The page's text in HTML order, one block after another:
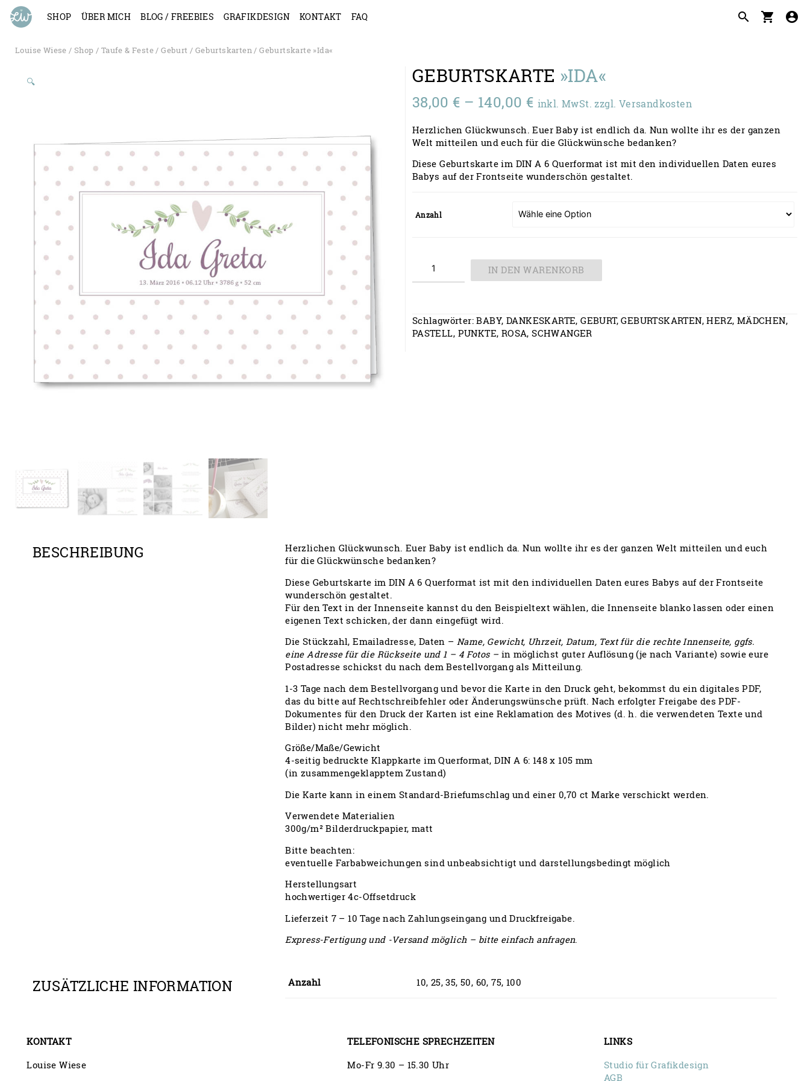
search shopping_cart account_circle
SHOP ÜBER MICH BLOG / FREEBIES GRAFIKDESIGN KONTAKT FAQ
Louise Wiese / Shop / Taufe & Feste/Geburt / Geburtskarten/ Geburtskarte »Ida«
🔍 GEBURTSKARTE »IDA«
38,00 € – 140,00 €Preisspanne:
38,00 €
bis
140,00 €
inkl. MwSt. zzgl. Versandkosten
Herzlichen Glückwunsch. Euer Baby ist endlich da. Nun wollte ihr es der ganzen
Welt mitteilen und euch für die Glückwünsche bedanken?
Diese Geburtskarte im DIN A 6 Querformat ist mit den individuellen Daten eures
Babys auf der Frontseite wunderschön gestaltet.
Anzahl
Geburtskarte
IN DEN WARENKORB
Schlagwörter:BABY, DANKESKARTE,GEBURT,GEBURTSKARTEN,HERZ, MÄDCHEN,
PASTELL, PUNKTE, ROSA,SCHWANGER
BESCHREIBUNG
Herzlichen Glückwunsch. Euer Baby ist endlich da. Nun wollte ihr es der ganzen Welt mitteilen und euch
für die Glückwünsche bedanken?
Diese Geburtskarte im DIN A 6 Querformat ist mit den individuellen Daten eures Babys auf der Frontseite
wunderschön gestaltet.
Für den Text in der Innenseite kannst du den Beispieltext wählen, die Innenseite blanko lassen oder einen
eigenen Text schicken, der dann eingefügt wird.
Die Stückzahl, Emailadresse, Daten –Name, Gewicht, Uhrzeit, Datum, Text für die rechte Innenseite, ggfs.
eine Adresse für die Rückseite und 1 – 4 Fotos – in möglichst guter Auflösung (je nach Variante) sowie eure
Postadresse schickst du nach dem Bestellvorgang als Mitteilung.
1-3 Tage nach dem Bestellvorgang und bevor die Karte in den Druck geht, bekommst du ein digitales PDF,
das du bitte auf Rechtschreibfehler oder Änderungswünsche prüft. Nach erfolgter Freigabe des PDF-
Dokumentes für den Druck der Karten ist eine Reklamation des Motives (d. h. die verwendeten Texte und
Bilder) nicht mehr möglich.
Größe/Maße/Gewicht
4-seitig bedruckte Klappkarte im Querformat, DIN A 6: 148 x 105 mm
(in zusammengeklapptem Zustand)
Die Karte kann in einem Standard-Briefumschlag und einer 0,70 ct Marke verschickt werden.
Verwendete Materialien
300g/m² Bilderdruckpapier, matt
Bitte beachten:
eventuelle Farbabweichungen sind unbeabsichtigt und darstellungsbedingt möglich
Herstellungsart
hochwertiger 4c-Offsetdruck
Lieferzeit 7 – 10 Tage nach Zahlungseingang und Druckfreigabe.
Express-Fertigung und -Versand möglich – bitte einfach anfragen.
ZUSÄTZLICHE INFORMATION Anzahl 10, 25, 35, 50, 60, 75, 100
KONTAKT
Louise Wiese
TELEFONISCHE SPRECHZEITEN
Mo-Fr 9.30 – 15.30 Uhr
LINKS
Studio für Grafikdesign
AGB